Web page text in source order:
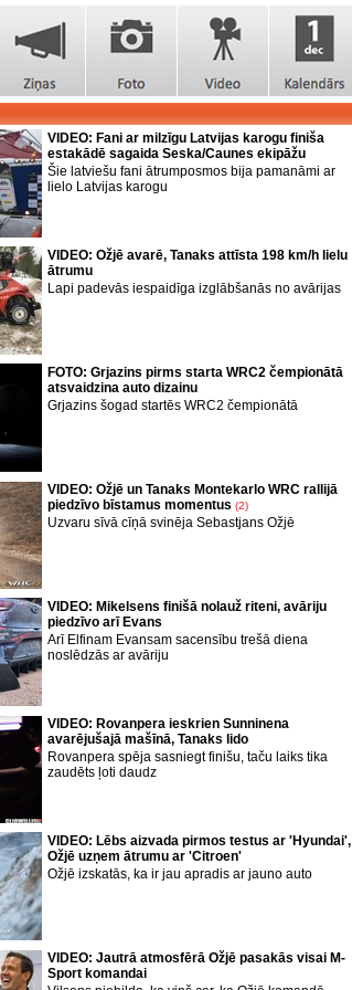
VIDEO: Fani ar milzīgu Latvijas karogu finiša
estakādē sagaida Seska/Caunes ekipāžu
Šie latviešu fani ātrumposmos bija pamanāmi ar
lielo Latvijas karogu
VIDEO: Ožjē avarē, Tanaks attīsta 198 km/h lielu
ātrumu
Lapi padevās iespaidīga izglābšanās no avārijas
FOTO: Grjazins pirms starta WRC2 čempionātā
atsvaidzina auto dizainu
Grjazins šogad startēs WRC2 čempionātā
VIDEO: Ožjē un Tanaks Montekarlo WRC rallijā
piedzīvo bīstamus momentus (2)
Uzvaru sīvā cīņā svinēja Sebastjans Ožjē
VIDEO: Mikelsens finišā nolauž riteni, avāriju
piedzīvo arī Evans
Arī Elfinam Evansam sacensību trešā diena
noslēdzās ar avāriju
VIDEO: Rovanpera ieskrien Sunninena
avarējušajā mašīnā, Tanaks lido
Rovanpera spēja sasniegt finišu, taču laiks tika
zaudēts ļoti daudz
VIDEO: Lēbs aizvada pirmos testus ar 'Hyundai',
Ožjē uzņem ātrumu ar 'Citroen'
Ožjē izskatās, ka ir jau apradis ar jauno auto
VIDEO: Jautrā atmosfērā Ožjē pasakās visai M-
Sport komandai